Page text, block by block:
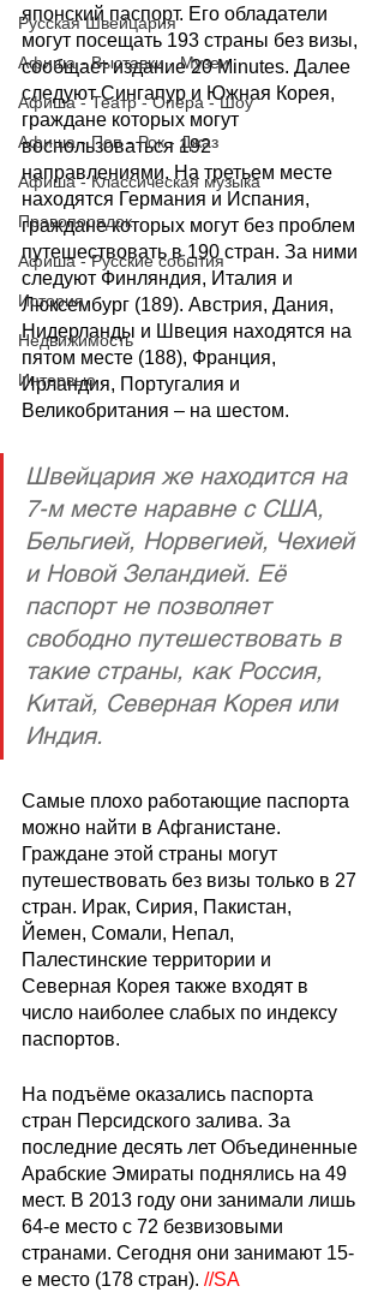
Русская Швейцария
Афиша - Выставки - Музеи
Афиша - Театр - Опера - Шоу
Афиша - Поп - Рок - Джаз
Афиша - Классическая музыка
Правопорядок
Афиша - Русские события
История
Недвижимость
Интервью
японский паспорт. Его обладатели
могут посещать 193 страны без визы,
сообщает издание 20 Minutes. Далее
следуют Сингапур и Южная Корея,
граждане которых могут
воспользоваться 192
направлениями. На третьем месте
находятся Германия и Испания,
граждане которых могут без проблем
путешествовать в 190 стран. За ними
следуют Финляндия, Италия и
Люксембург (189). Австрия, Дания,
Нидерланды и Швеция находятся на
пятом месте (188), Франция,
Ирландия, Португалия и
Великобритания – на шестом.
Швейцария же находится на
7-м месте наравне с США,
Бельгией, Норвегией, Чехией
и Новой Зеландией. Её
паспорт не позволяет
свободно путешествовать в
такие страны, как Россия,
Китай, Северная Корея или
Индия.
Самые плохо работающие паспорта
можно найти в Афганистане.
Граждане этой страны могут
путешествовать без визы только в 27
стран. Ирак, Сирия, Пакистан,
Йемен, Сомали, Непал,
Палестинские территории и
Северная Корея также входят в
число наиболее слабых по индексу
паспортов.
На подъёме оказались паспорта
стран Персидского залива. За
последние десять лет Объединенные
Арабские Эмираты поднялись на 49
мест. В 2013 году они занимали лишь
64-е место с 72 безвизовыми
странами. Сегодня они занимают 15-
е место (178 стран). //SA